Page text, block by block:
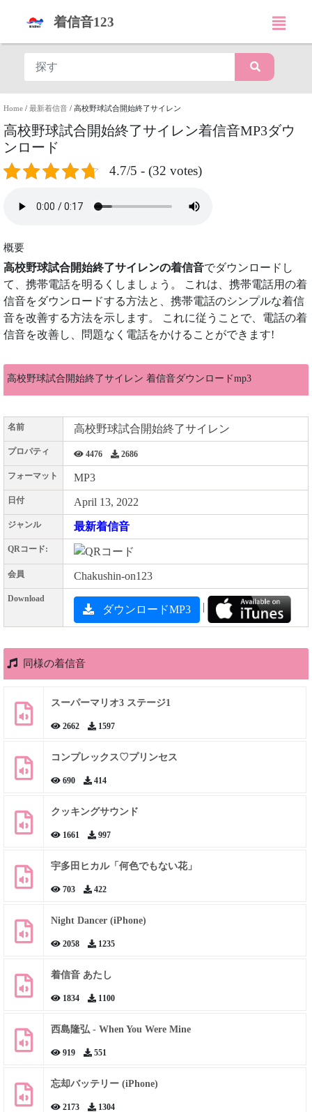
着信音123
Home / 最新着信音 / 高校野球試合開始終了サイレン
高校野球試合開始終了サイレン着信音MP3ダウ
ンロード
4.7/5 - (32 votes)
概要
高校野球試合開始終了サイレンの着信音でダウンロードし
て、携帯電話を明るくしましょう。 これは、携帯電話用の着
信音をダウンロードする方法と、携帯電話のシンプルな着信
音を改善する方法を示します。 これに従うことで、電話の着
信音を改善し、問題なく電話をかけることができます!
高校野球試合開始終了サイレン 着信音ダウンロードmp3
名前 高校野球試合開始終了サイレン
プロパティ 4476 2686
フォーマット MP3
日付 April 13, 2022
ジャンル 最新着信音
QRコード:
会員 Chakushin-on123
Download
ダウンロードMP3 |
同様の着信音
スーパーマリオ3 ステージ1
2662 1597
コンプレックス♡プリンセス
690 414
クッキングサウンド
1661 997
宇多田ヒカル「何色でもない花」
703 422
Night Dancer (iPhone)
2058 1235
着信音 あたし
1834 1100
西島隆弘 - When You Were Mine
919 551
忘却バッテリー (iPhone)
2173 1304